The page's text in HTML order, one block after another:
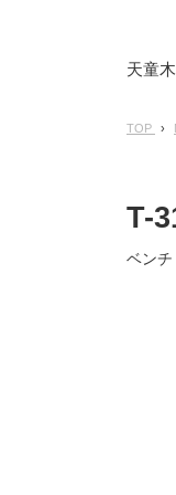
天童
TOP
T-
ベンチ